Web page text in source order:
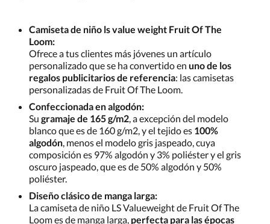
Camiseta de niño ls value weight Fruit Of The
Loom:
Ofrece a tus clientes más jóvenes un artículo
personalizado que se ha convertido en uno de los
regalos publicitarios de referencia: las camisetas
personalizadas de Fruit Of The Loom.
Confeccionada en algodón:
Su gramaje de 165 g/m2, a excepción del modelo
blanco que es de 160 g/m2, y el tejido es 100%
algodón, menos el modelo gris jaspeado, cuya
composición es 97% algodón y 3% poliéster y el gris
oscuro jaspeado, que es de 50% algodón y 50%
poliéster.
Diseño clásico de manga larga:
La camiseta de niño LS Valueweight de Fruit Of The
Loom es de manga larga, perfecta para las épocas